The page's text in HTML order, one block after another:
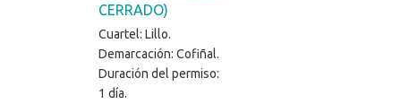
CERRADO)
Cuartel: Lillo.
Demarcación: Cofiñal.
Duración del permiso:
1 día.